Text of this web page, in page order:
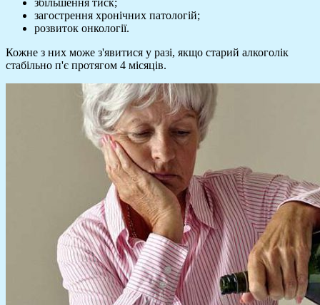
збільшення тиск;
загострення хронічних патологій;
розвиток онкології.
Кожне з них може з'явитися у разі, якщо старий алкоголік
стабільно п'є протягом 4 місяців.